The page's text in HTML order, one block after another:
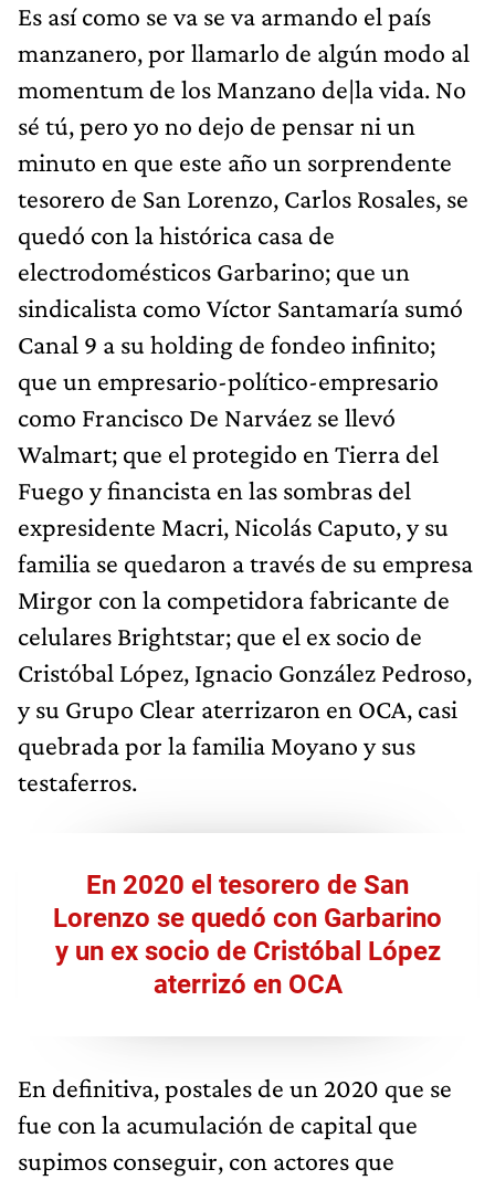
Es así como se va se va armando el país
manzanero, por llamarlo de algún modo al
momentum de los Manzano de|la vida. No
sé tú, pero yo no dejo de pensar ni un
minuto en que este año un sorprendente
tesorero de San Lorenzo, Carlos Rosales, se
quedó con la histórica casa de
electrodomésticos Garbarino; que un
sindicalista como Víctor Santamaría sumó
Canal 9 a su holding de fondeo infinito;
que un empresario-político-empresario
como Francisco De Narváez se llevó
Walmart; que el protegido en Tierra del
Fuego y financista en las sombras del
expresidente Macri, Nicolás Caputo, y su
familia se quedaron a través de su empresa
Mirgor con la competidora fabricante de
celulares Brightstar; que el ex socio de
Cristóbal López, Ignacio González Pedroso,
y su Grupo Clear aterrizaron en OCA, casi
quebrada por la familia Moyano y sus
testaferros.
En 2020 el tesorero de San
Lorenzo se quedó con Garbarino
y un ex socio de Cristóbal López
aterrizó en OCA
En definitiva, postales de un 2020 que se
fue con la acumulación de capital que
supimos conseguir, con actores que